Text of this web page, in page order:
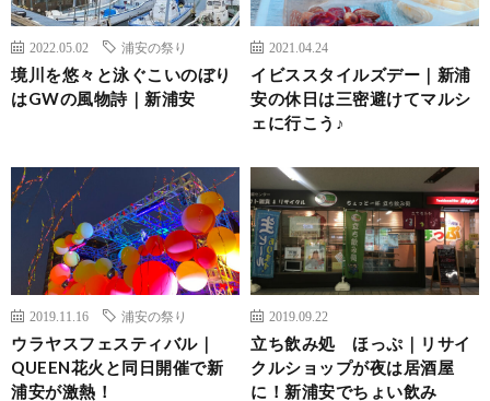
2022.05.02 浦安の祭り
境川を悠々と泳ぐこいのぼり
はGWの風物詩｜新浦安
2021.04.24
イビススタイルズデー｜新浦
安の休日は三密避けてマルシ
ェに行こう♪
2019.11.16 浦安の祭り
ウラヤスフェスティバル｜
QUEEN花火と同日開催で新
浦安が激熱！
2019.09.22
立ち飲み処 ほっぷ｜リサイ
クルショップが夜は居酒屋
に！新浦安でちょい飲み